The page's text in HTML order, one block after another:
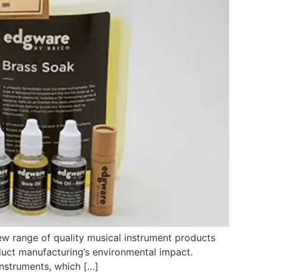
range of quality musical instrument products
manufacturing’s environmental impact.
which […]